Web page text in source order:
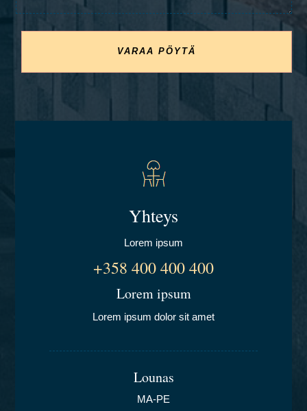
VARAA PÖYTÄ
Yhteys
Lorem ipsum
+358 400 400 400
Lorem ipsum
Lorem ipsum dolor sit amet
Lounas
MA-PE